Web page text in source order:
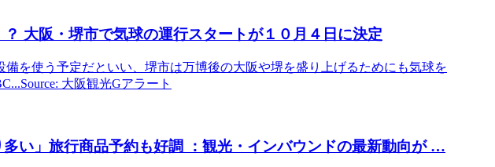
大阪 ・堺市で気球の運行スタートが１０月４日に決定
を使う予定だといい、堺市は万博後の大阪や堺を盛り上げるためにも気球を
大阪観光Gアラート
い」旅行商品予約も好調 ： 観光 ・インバウンドの最新動向が …